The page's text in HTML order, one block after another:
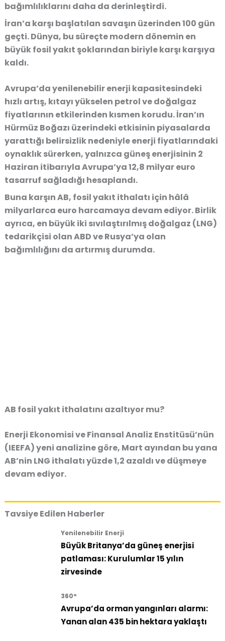
bağımlılıklarını daha da derinleştirdi.
İran’a karşı başlatılan savaşın üzerinden 100 gün
geçti. Dünya, bu süreçte modern dönemin en
büyük fosil yakıt şoklarından biriyle karşı karşıya
kaldı.
Avrupa’da yenilenebilir enerji kapasitesindeki
hızlı artış, kıtayı yükselen petrol ve doğalgaz
fiyatlarının etkilerinden kısmen korudu. İran’ın
Hürmüz Boğazı üzerindeki etkisinin piyasalarda
yarattığı belirsizlik nedeniyle enerji fiyatlarındaki
oynaklık sürerken, yalnızca güneş enerjisinin 2
Haziran itibarıyla Avrupa’ya 12,8 milyar euro
tasarruf sağladığı hesaplandı.
Buna karşın AB, fosil yakıt ithalatı için hâlâ
milyarlarca euro harcamaya devam ediyor. Birlik
ayrıca, en büyük iki sıvılaştırılmış doğalgaz (LNG)
tedarikçisi olan ABD ve Rusya’ya olan
bağımlılığını da artırmış durumda.
AB fosil yakıt ithalatını azaltıyor mu?
Enerji Ekonomisi ve Finansal Analiz Enstitüsü’nün
(IEEFA) yeni analizine göre, Mart ayından bu yana
AB’nin LNG ithalatı yüzde 1,2 azaldı ve düşmeye
devam ediyor.
Tavsiye Edilen Haberler
Yenilenebilir Enerji
Büyük Britanya’da güneş enerjisi
patlaması: Kurulumlar 15 yılın
zirvesinde
360°
Avrupa’da orman yangınları alarmı:
Yanan alan 435 bin hektara yaklaştı